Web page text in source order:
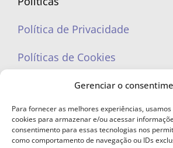
Gerenciar o
Para fornecer as melhores experiências,
cookies para armazenar e/ou acessar
consentimento para essas tecnologias nos
como comportamento de navegação ou IDs
Política de Privacidade
Políticas de Cookies